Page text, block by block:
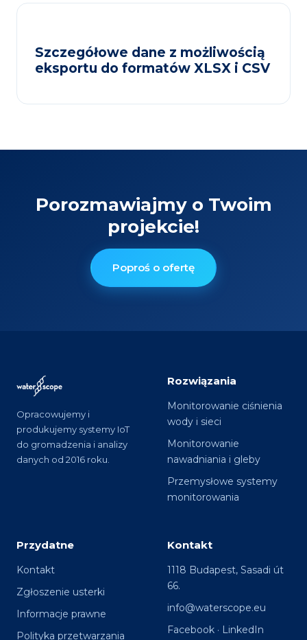
Szczegółowe dane z możliwością
eksportu do formatów XLSX i CSV
Porozmawiajmy o Twoim
projekcie!
Poproś o ofertę
Opracowujemy i
produkujemy systemy IoT
do gromadzenia i analizy
danych od 2016 roku.
Rozwiązania
Monitorowanie ciśnienia
wody i sieci
Monitorowanie
nawadniania i gleby
Przemysłowe systemy
monitorowania
Przydatne
Kontakt
Zgłoszenie usterki
Informacje prawne
Polityka przetwarzania
Kontakt
1118 Budapest, Sasadi út
66.
info@waterscope.eu
Facebook · LinkedIn